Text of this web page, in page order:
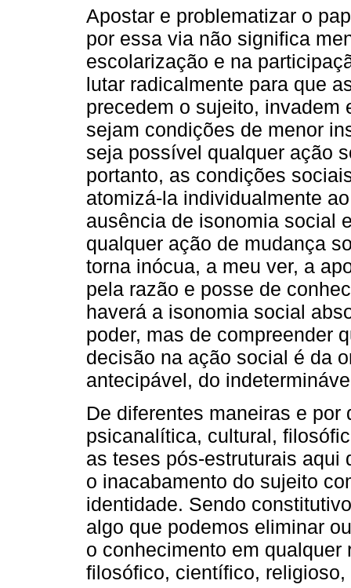
Apostar e problematizar o
por essa via não significa
escolarização e na
lutar radicalmente para que
precedem o sujeito, invadem
sejam condições de menor
seja possível qualquer ação
portanto, as condições
atomizá-la individualmente
ausência de isonomia social
qualquer ação de mudança
torna inócua, a meu ver, a
pela razão e posse de
haverá a isonomia social
poder, mas de compreender
decisão na ação social é da
antecipável, do
De diferentes maneiras e
psicanalítica, cultural,
as teses pós-estruturais aqui
o inacabamento do sujeito
identidade. Sendo
algo que podemos eliminar
o conhecimento em
filosófico, científico,